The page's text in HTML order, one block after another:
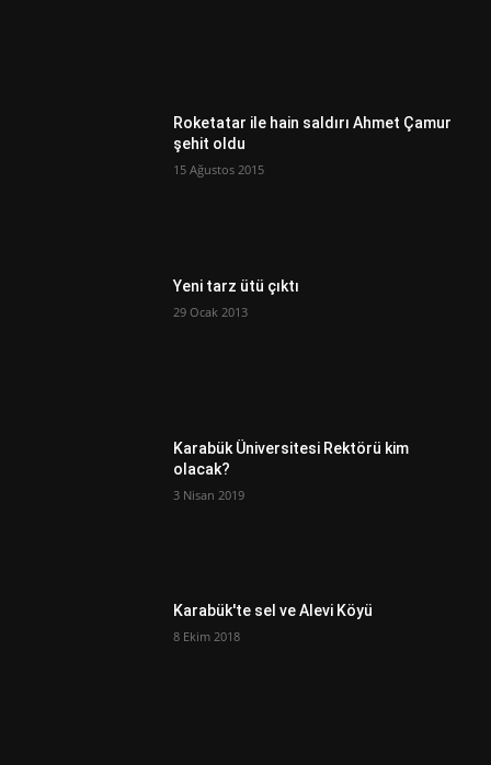
Roketatar ile hain saldırı Ahmet Çamur
şehit oldu
15 Ağustos 2015
Yeni tarz ütü çıktı
29 Ocak 2013
Karabük Üniversitesi Rektörü kim
olacak?
3 Nisan 2019
Karabük'te sel ve Alevi Köyü
8 Ekim 2018